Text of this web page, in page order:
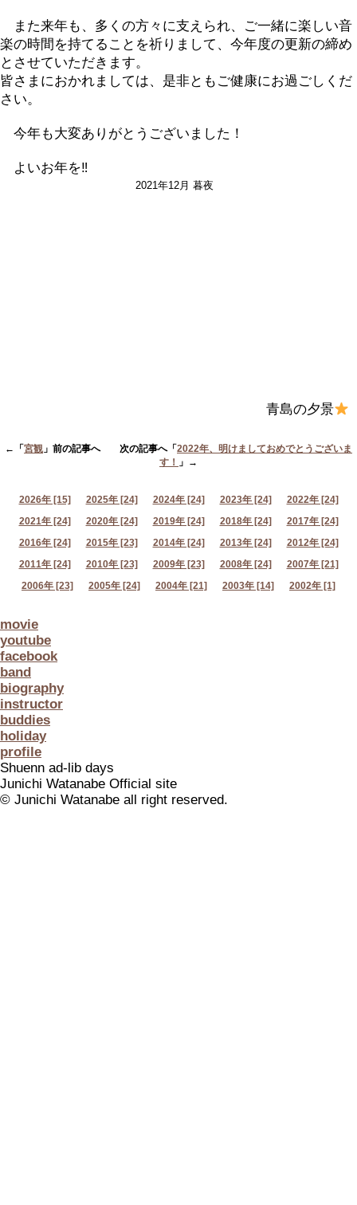
また来年も、多くの方々に支えられ、ご一緒に楽しい音
楽の時間を持てることを祈りまして、今年度の更新の締め
とさせていただきます。
皆さまにおかれましては、是非ともご健康にお過ごしくだ
さい。
今年も大変ありがとうございました！
よいお年を‼
2021年12月 暮夜
青島の夕景
←「 宮観 」前の記事へ 次の記事へ「 2022年、明けましておめでとうございま
す！
」→
2026年 [15] 2025年 [24] 2024年 [24] 2023年 [24]
2022年 [24]
2021年 [24]
2020年 [24] 2019年 [24] 2018年 [24]
2017年 [24]
2016年 [24]
2015年 [23] 2014年 [24] 2013年 [24]
2012年 [24]
2011年 [24]
2010年 [23] 2009年 [23] 2008年 [24]
2007年 [21]
2006年 [23]
2005年 [24] 2004年 [21] 2003年 [14] 2002年 [1]
movie
youtube
facebook
band
biography
instructor
buddies
holiday
profile
Shuenn ad-lib days
Junichi Watanabe Official site
© Junichi Watanabe all right reserved.